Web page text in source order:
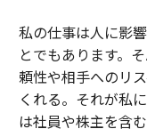
私の仕事は人に影
とでもあります。
頼性や相手へのリ
くれる。それが私
は社員や株主を含